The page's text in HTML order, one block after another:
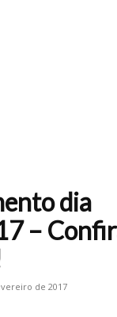
dia
–
de 2017